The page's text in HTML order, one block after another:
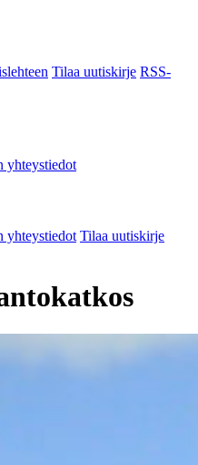
Tilaa uutiskirje RSS-
yhteystiedot
yhteystiedot Tilaa uutiskirje